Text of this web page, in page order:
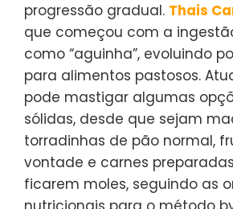
progressão gradual. Thais
que começou com a
como “aguinha”, evoluindo
para alimentos pastosos.
pode mastigar algumas
sólidas, desde que sejam
torradinhas de pão normal,
vontade e carnes
ficarem moles, seguindo as